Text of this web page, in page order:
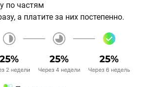
по частям
а платите за них постепенно.